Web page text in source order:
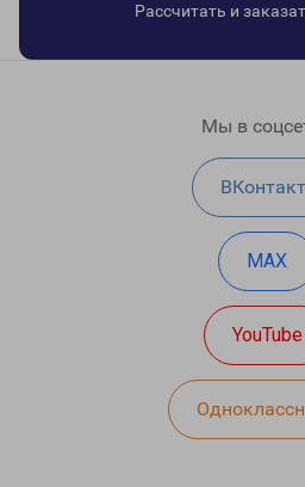
Рассчитать и
Мы в
MAX
YouTube